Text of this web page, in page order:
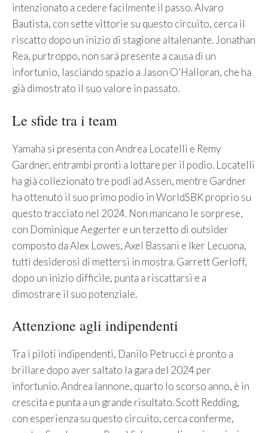
intenzionato a cedere facilmente il passo. Alvaro
Bautista, con sette vittorie su questo circuito, cerca il
riscatto dopo un inizio di stagione altalenante. Jonathan
Rea, purtroppo, non sarà presente a causa di un
infortunio, lasciando spazio a Jason O’Halloran, che ha
già dimostrato il suo valore in passato.
Le sfide tra i team
Yamaha si presenta con Andrea Locatelli e Remy
Gardner, entrambi pronti a lottare per il podio. Locatelli
ha già collezionato tre podi ad Assen, mentre Gardner
ha ottenuto il suo primo podio in WorldSBK proprio su
questo tracciato nel 2024. Non mancano le sorprese,
con Dominique Aegerter e un terzetto di outsider
composto da Alex Lowes, Axel Bassani e Iker Lecuona,
tutti desiderosi di mettersi in mostra. Garrett Gerloff,
dopo un inizio difficile, punta a riscattarsi e a
dimostrare il suo potenziale.
Attenzione agli indipendenti
Tra i piloti indipendenti, Danilo Petrucci è pronto a
brillare dopo aver saltato la gara del 2024 per
infortunio. Andrea Iannone, quarto lo scorso anno, è in
crescita e punta a un grande risultato. Scott Redding,
con esperienza su questo circuito, cerca conferme,